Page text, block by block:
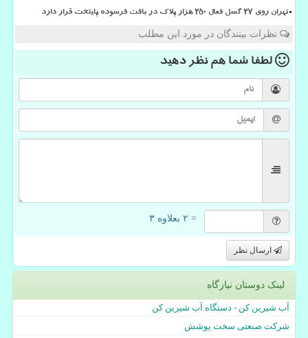
تهران روی ۲۷ گسل فعال ۲۵۰ هزار پلاک در بافت فرسوده پایتخت قرار دارد
نظرات بینندگان در مورد این مطلب
لطفا شما همنظر دهید
= ۲ بعلاوه ۳
ارسال نظر
لینک دوستان نیازگاه
آب شیرین کن - دستگاه آب شیرین کن
شرکت صنعتی سخت پوشش